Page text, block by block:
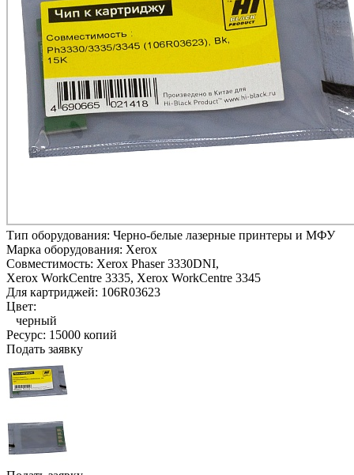
Тип оборудования: Черно-белые лазерные принтеры и МФУ
Марка оборудования: Xerox
Совместимость: Xerox Phaser 3330DNI,
Xerox WorkCentre 3335, Xerox WorkCentre 3345
Для картриджей: 106R03623
Цвет:
черный
Ресурс: 15000 копий
Подать заявку